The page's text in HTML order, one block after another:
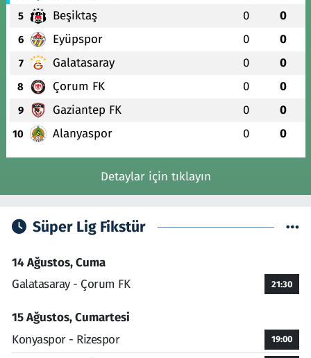
5 Beşiktaş 0 0
6 Eyüpspor 0 0
7 Galatasaray 0 0
8 Çorum FK 0 0
9 Gaziantep FK 0 0
10 Alanyaspor 0 0
Detaylar için tıklayın
Süper Lig Fikstür
14 Ağustos, Cuma
Galatasaray - Çorum FK
21:30
15 Ağustos, Cumartesi
Konyaspor - Rizespor
19:00